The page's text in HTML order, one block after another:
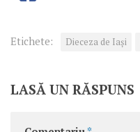
Etichete: Dieceza de Iași
LASĂ UN RĂSPUNS